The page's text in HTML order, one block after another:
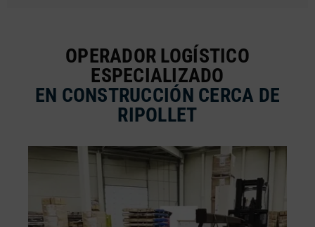
OPERADOR LOGÍSTICO
ESPECIALIZADO
EN CONSTRUCCIÓN CERCA DE
RIPOLLET